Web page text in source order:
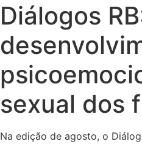
Diálogos
sexual dos
Na edição de agosto, o